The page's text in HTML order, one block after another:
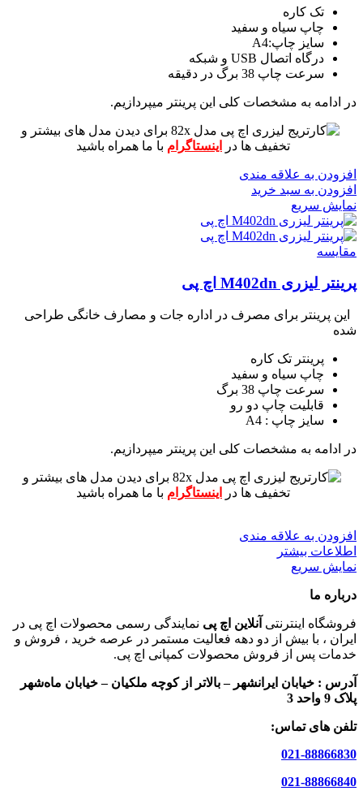
تک کاره
چاپ سیاه و سفید
سایز چاپ:A4
درگاه اتصال USB و شبکه
سرعت چاپ 38 برگ در دقیقه
در ادامه به مشخصات کلی این پرینتر میپردازیم.
برای دیدن مدل های بیشتر و
تخفیف ها در
اینستاگرام با ما همراه باشید
افزودن به علاقه مندی
افزودن به سبد خرید
نمایش سریع
مقايسه
پرینتر لیزری M402dn اچ پی
این پرینتر برای مصرف در اداره جات و مصارف خانگی طراحی
شده
پرینتر تک کاره
چاپ سیاه و سفید
سرعت چاپ 38 برگ
قابلیت چاپ دو رو
سایز چاپ : A4
در ادامه به مشخصات کلی این پرینتر میپردازیم.
برای دیدن مدل های بیشتر و
تخفیف ها در
اینستاگرام با ما همراه باشید
افزودن به علاقه مندی
اطلاعات بیشتر
نمایش سریع
درباره ما
فروشگاه اینترنتی آنلاین اچ پی نمایندگی رسمی محصولات اچ پی در
ایران ، با بیش از دو دهه فعالیت مستمر در عرصه خرید ، فروش و
خدمات پس از فروش محصولات کمپانی اچ پی.
آدرس : خیابان ایرانشهر – بالاتر از کوچه ملکیان – خیابان ماه‌شهر
پلاک 9 واحد 3
تلفن های تماس:
021-88866830
021-88866840